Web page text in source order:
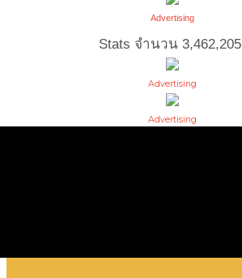
Advertising
Stats จำนวน 3,462,205
Advertising
Advertising